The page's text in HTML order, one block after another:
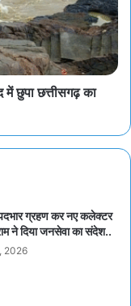
छुपा छत्तीसगढ़ का
पदभार ग्रहण कर नए कलेक्टर
ने दिया जनसेवा का संदेश..
2026